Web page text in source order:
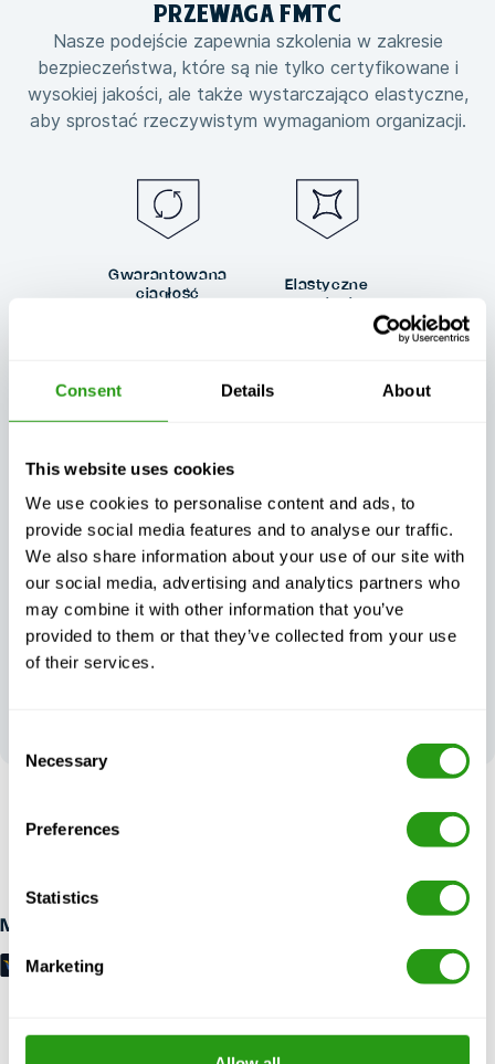
Consent Details About
This website uses cookies
We use cookies to personalise content and ads, to
provide social media features and to analyse our traffic.
We also share information about your use of our site with
our social media, advertising and analytics partners who
may combine it with other information that you’ve
provided to them or that they’ve collected from your use
of their services.
Selection
Necessary
Preferences
Statistics
Marketing
Bezpłatne anulowanie do 24 godzin wcześniej anulowanie, bez
Metody płatności
PRZEWAGA FMTC
Nasze podejście zapewnia szkolenia w zakresie
bezpieczeństwa, które są nie tylko certyfikowane i
wysokiej jakości, ale także wystarczająco elastyczne,
aby sprostać rzeczywistym wymaganiom organizacji.
Gwarantowana
ciągłość
Elastyczne
dostosowane do
Zawsze
certyfikat,
zawsze jakość
Wyjątkowa
obsługa klienta
w dzień i w nocy